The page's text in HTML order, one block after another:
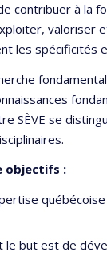
contribuer à la
spécificités
SÈVE se
objectifs :
but est de